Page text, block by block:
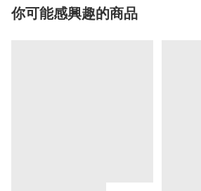
你可能感興趣的商品